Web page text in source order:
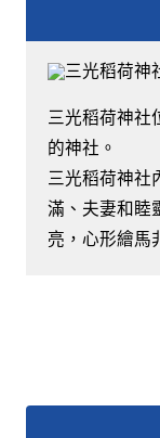
三光稻荷神社
的神社。
三光稻荷神社
滿、夫妻和睦
亮，心形繪馬